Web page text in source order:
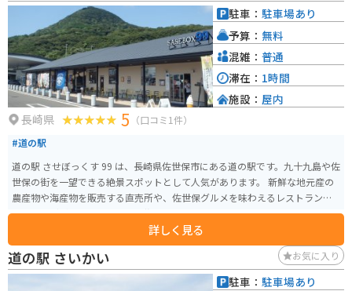
長崎県 5 （口コミ1件）
#道の駅
道の駅 させぼっくす 99 は、長崎県佐世保市にある道の駅です。九十九島や佐
世保の街を一望できる絶景スポットとして人気があります。 新鮮な地元産の
農産物や海産物を販売する直売所や、佐世保グルメを味わえるレストラン、
カフェなどがあります。特に、佐世保バーガーやレモンステーキはおすすめ
です。お土産も充実しており、地元の銘菓や海産物加工品など、旅の思い出に
ぴったりです。 バイクで訪れる場合は、道の駅に広い駐車場が完備されてい
るので安心です。九十九島の景色を楽しみながらのツーリングの休憩地点と
しても最適です。佐世保市内や周辺の観光スポットへのアクセスも良いの
詳しく見る
駐車： 駐車場あり
予算： 無料
混雑： 普通
滞在： 1時間
施設： 屋内
道の駅 さいかい お気に入り
駐車： 駐車場あり